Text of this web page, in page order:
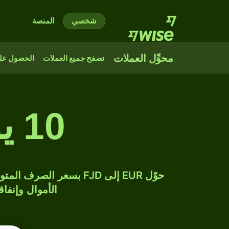
شخصي المنصة
محوِّل العملات تصفح جميع العملات الحصول
10 يورو إلى دولار فيجي
الأموال